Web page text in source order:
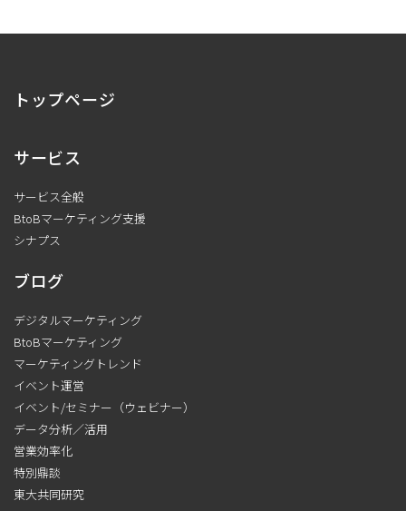
トップページ
サービス
サービス全般
BtoBマーケティング支援
シナプス
ブログ
デジタルマーケティング
BtoBマーケティング
マーケティングトレンド
イベント運営
イベント/セミナー（ウェビナー）
データ分析／活用
営業効率化
特別鼎談
東大共同研究